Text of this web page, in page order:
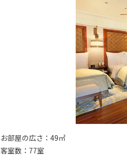
お部屋の広さ：49㎡
客室数：77室